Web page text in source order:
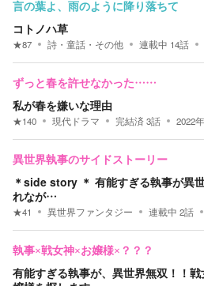
言の葉よ、雨のように降り落ちて
コトノハ草
★87 詩・童話・その他 連載中 14話
ずっと春を許せなかった……
私が春を嫌いな理由
★140 現代ドラマ 完結済3話 2022
異世界執事のサイドストーリー
＊side story ＊ 有能すぎる執事が異
れなが…
★41 異世界ファンタジー 連載中 2話
執事×戦女神×お嬢様×？？？
有能すぎる執事が、異世界無双！！